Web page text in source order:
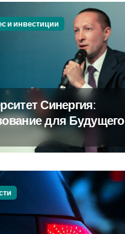
и инвестиции
Синергия:
для Будущего